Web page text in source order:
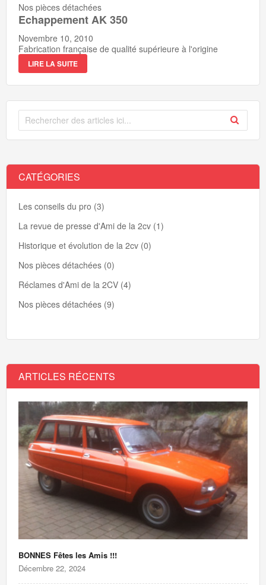
Nos pièces détachées
Echappement AK 350
Novembre 10, 2010
Fabrication française de qualité supérieure à l'origine
LIRE LA SUITE
CATÉGORIES
Les conseils du pro (3)
La revue de presse d'Ami de la 2cv (1)
Historique et évolution de la 2cv (0)
Nos pièces détachées (0)
Réclames d'Ami de la 2CV (4)
Nos pièces détachées (9)
ARTICLES RÉCENTS
BONNES Fêtes les Amis !!!
Décembre 22, 2024